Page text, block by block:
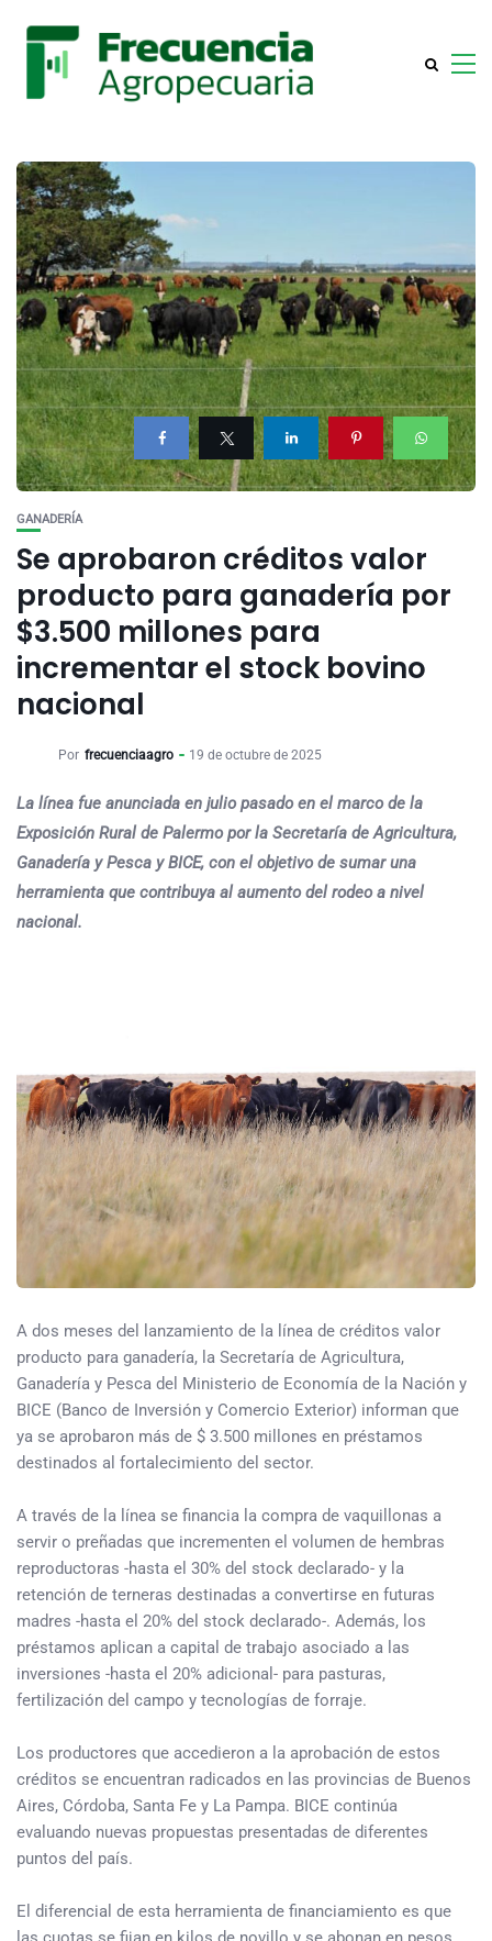
GANADERÍA
Se aprobaron créditos valor
producto para ganadería por
$3.500 millones para
incrementar el stock bovino
nacional
Por frecuenciaagro 19 de octubre de 2025
La línea fue anunciada en julio pasado en el marco de la
Exposición Rural de Palermo por la Secretaría de Agricultura,
Ganadería y Pesca y BICE, con el objetivo de sumar una
herramienta que contribuya al aumento del rodeo a nivel
nacional.
A dos meses del lanzamiento de la línea de créditos valor
producto para ganadería, la Secretaría de Agricultura,
Ganadería y Pesca del Ministerio de Economía de la Nación y
BICE (Banco de Inversión y Comercio Exterior) informan que
ya se aprobaron más de $ 3.500 millones en préstamos
destinados al fortalecimiento del sector.
A través de la línea se financia la compra de vaquillonas a
servir o preñadas que incrementen el volumen de hembras
reproductoras -hasta el 30% del stock declarado- y la
retención de terneras destinadas a convertirse en futuras
madres -hasta el 20% del stock declarado-. Además, los
préstamos aplican a capital de trabajo asociado a las
inversiones -hasta el 20% adicional- para pasturas,
fertilización del campo y tecnologías de forraje.
Los productores que accedieron a la aprobación de estos
créditos se encuentran radicados en las provincias de Buenos
Aires, Córdoba, Santa Fe y La Pampa. BICE continúa
evaluando nuevas propuestas presentadas de diferentes
puntos del país.
El diferencial de esta herramienta de financiamiento es que